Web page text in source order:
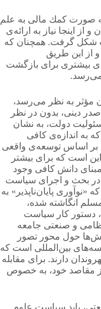
صورت كمك مالی به علم
و از اینجا نیاز به ارائه‌ی
شكل گرفت. همچنان که
از این طریق
بیشتری برای بازگشت
می‌رسد.
مؤثر به نظر می‌رسد،
دینی، بدون در نظر
دولت، به نشان
به اندازه‌ی كافی
بر اساس توسعه‌ی واقعی
است كه برای بیشتر
دانش كافی وجود
در بحث و اجرای سیاست
این واقعیت كه «نوآوری پایان‌ناپذیر» به
انگاشته شده،
دستور كار سیاست
و صنعتی جامعه
حول محور تصور
مبتنی بر مقایسه‌های بین‌المللی است كه
دارند. برای مقابله
از مقاصد خود، به خصوص